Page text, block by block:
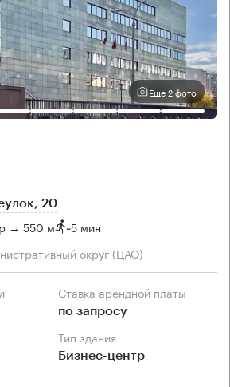
Еще 2 фото
20
→ 550 м ~5 мин
округ (ЦАО)
Ставка арендной платы
по запросу
Тип здания
Бизнес-центр